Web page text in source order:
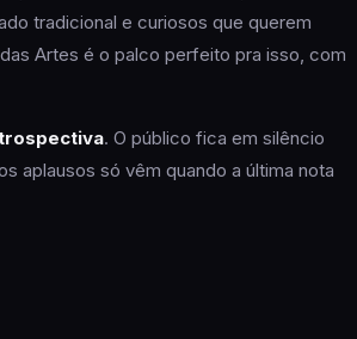
tradicional e curiosos que querem
Artes é o palco perfeito pra isso, com
. O público fica em silêncio
aplausos só vêm quando a última nota